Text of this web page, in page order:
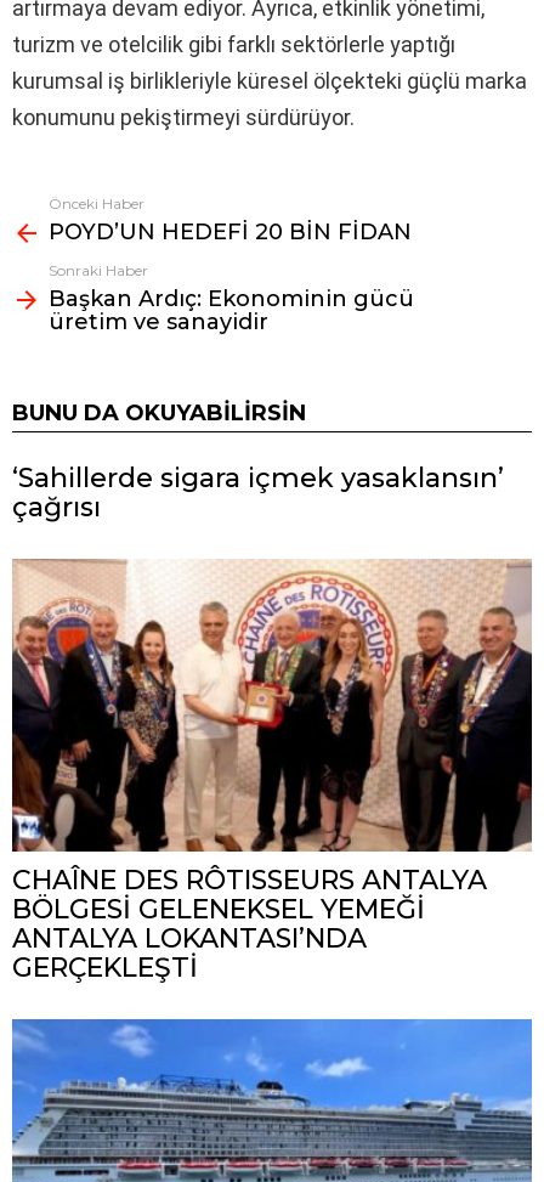
artırmaya devam ediyor. Ayrıca, etkinlik yönetimi,
turizm ve otelcilik gibi farklı sektörlerle yaptığı
kurumsal iş birlikleriyle küresel ölçekteki güçlü marka
konumunu pekiştirmeyi sürdürüyor.
Fazlasına
bak
Önceki Haber
POYD’UN HEDEFİ 20 BİN FİDAN
Sonraki Haber
Başkan Ardıç: Ekonominin gücü
üretim ve sanayidir
BUNU DA OKUYABILIRSIN
‘Sahillerde sigara içmek yasaklansın’
çağrısı
CHAÎNE DES RÔTISSEURS ANTALYA
BÖLGESİ GELENEKSEL YEMEĞİ
ANTALYA LOKANTASI’NDA
GERÇEKLEŞTİ